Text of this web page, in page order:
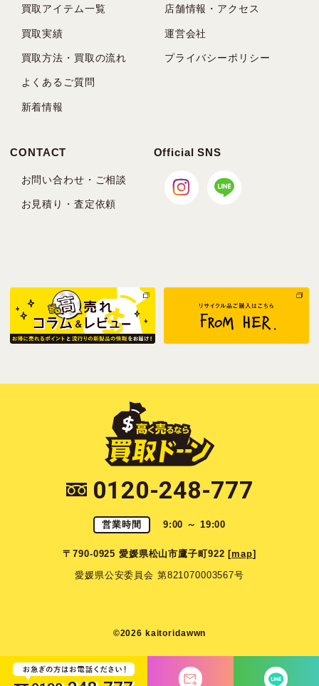
買取アイテム一覧
買取実績
買取方法・買取の流れ
よくあるご質問
新着情報
店舗情報・アクセス
運営会社
プライバシーポリシー
CONTACT
お問い合わせ・ご相談
お見積り・査定依頼
Official SNS
0120-248-777
営業時間 9:00 ～ 19:00
〒790-0925 愛媛県松山市鷹子町922 [map]
愛媛県公安委員会 第821070003567号
©2026 kaitoridawwn